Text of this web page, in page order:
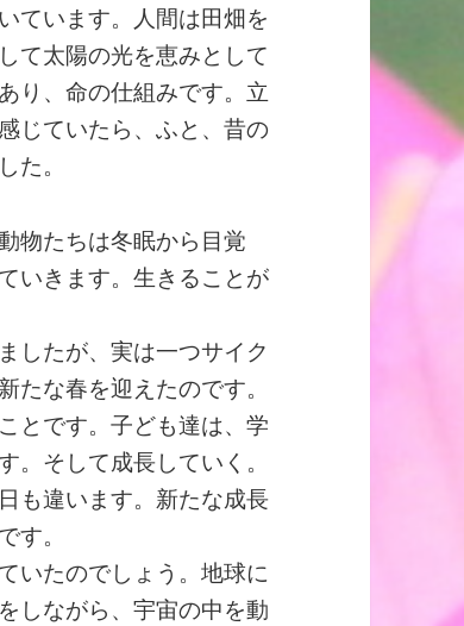
ています。人間は田畑を
て太陽の光を恵みとして
り、命の仕組みです。立
じていたら、ふと、昔の
た。
物たちは冬眠から目覚
いきます。生きることが
したが、実は一つサイク
な春を迎えたのです。
とです。子ども達は、学
そして成長していく。
も違います。新たな成長
す。
いたのでしょう。地球に
しながら、宇宙の中を動